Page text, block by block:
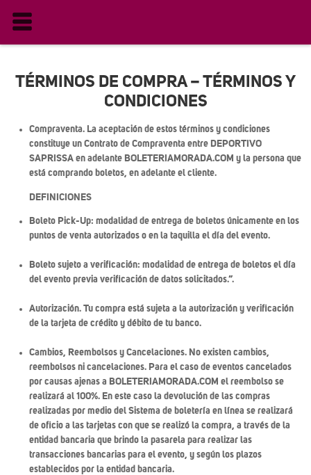
Previous
TÉRMINOS DE COMPRA – TÉRMINOS Y
CONDICIONES
Compraventa. La aceptación de estos términos y condiciones
constituye un Contrato de Compraventa entre DEPORTIVO
SAPRISSA en adelante BOLETERIAMORADA.COM y la persona que
está comprando boletos, en adelante el cliente.
DEFINICIONES
Boleto Pick-Up: modalidad de entrega de boletos únicamente en los
puntos de venta autorizados o en la taquilla el día del evento.
Boleto sujeto a verificación: modalidad de entrega de boletos el día
del evento previa verificación de datos solicitados.”.
Autorización. Tu compra está sujeta a la autorización y verificación
de la tarjeta de crédito y débito de tu banco.
Cambios, Reembolsos y Cancelaciones. No existen cambios,
reembolsos ni cancelaciones. Para el caso de eventos cancelados
por causas ajenas a BOLETERIAMORADA.COM el reembolso se
realizará al 100%. En este caso la devolución de las compras
realizadas por medio del Sistema de boletería en línea se realizará
de oficio a las tarjetas con que se realizó la compra, a través de la
entidad bancaria que brindo la pasarela para realizar las
transacciones bancarias para el evento, y según los plazos
establecidos por la entidad bancaria.